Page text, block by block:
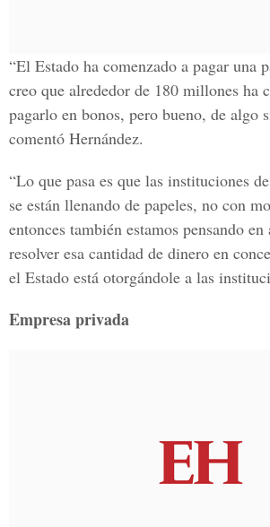
“El Estado ha comenzado a pagar una
creo que alrededor de 180 millones ha
pagarlo en bonos, pero bueno, de algo
comentó Hernández.
“Lo que pasa es que las instituciones
se están llenando de papeles, no con
entonces también estamos pensando
resolver esa cantidad de dinero en
el Estado está otorgándole a las
Empresa privada